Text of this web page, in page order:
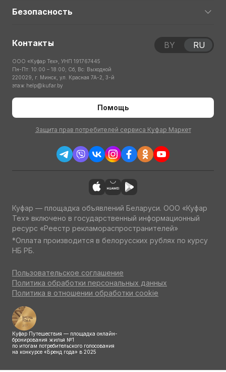
Безопасность
Контакты
ООО «Куфар Тех», УНП 191767445
Пн-Пт: 10:00 – 18:00; Сб, Вс: Выходной
220029, г. Минск, ул. Красная 7А-2, 3-й
этаж help@kufar.by
Помощь
Защита прав потребителей сервиса Куфар Маркет
BY RU
Куфар — площадка объявлений Беларуси. ООО «Куфар
Тех» включено в государственный информационный
ресурс «Реестр рекламораспространителей»
*Оплата производится в белорусских рублях по курсу
НБ РБ.
Пользовательское соглашение
Политика обработки персональных данных
Политика в отношении обработки cookie
Куфар Путешествия — площадка онлайн-
бронирования жилья №1
по итогам потребительского голосования
на конкурсе «Бренд года» в 2025